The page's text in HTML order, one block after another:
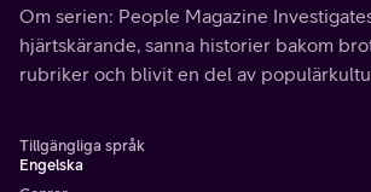
Om serien: People Magazine
hjärtskärande, sanna historier bakom
rubriker och blivit en del av
Tillgängliga språk
Engelska